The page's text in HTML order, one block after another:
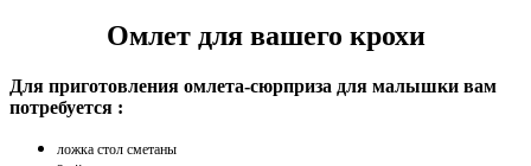
Омлет для вашего крохи
Для приготовления омлета-сюрприза для малышки вам
потребуется :
ложка стол сметаны